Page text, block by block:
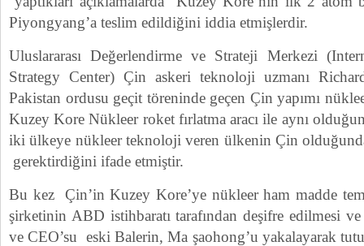
Piyongyang’a teslim edildiğini iddia etmişlerdir.
Uluslararası Değerlendirme ve Strateji Merkezi
Strategy Center) Çin askeri teknoloji uzmanı
Pakistan ordusu geçit töreninde geçen Çin yapımı
Kuzey Kore Nükleer roket fırlatma aracı ile aynı
iki ülkeye nükleer teknoloji veren ülkenin Çin
gerektirdiğini ifade etmiştir.
Bu kez Çin’in Kuzey Kore’ye nükleer ham madde
şirketinin ABD istihbaratı tarafından deşifre edilmesi
ve CEO’su eski Balerin, Ma şaohong’u yakalayarak